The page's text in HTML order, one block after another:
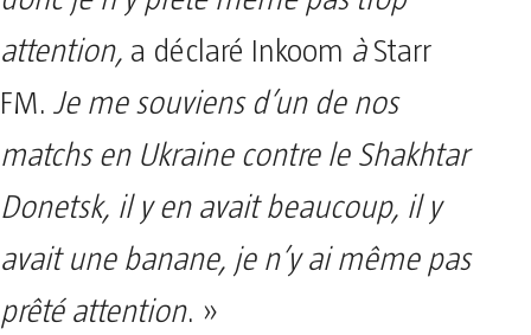
attention, a déclaré Inkoom àStarr
FM. Je me souviens d’un de nos
matchs en Ukraine contre le Shakhtar
Donetsk, il y en avait beaucoup, il y
avait une banane, je n’y ai même pas
prêté attention. »